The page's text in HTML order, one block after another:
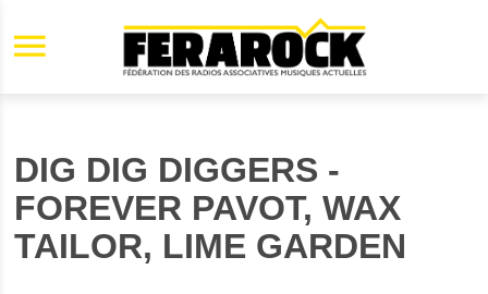
Aller au contenu principal
DIG DIG DIGGERS -
FOREVER PAVOT, WAX
TAILOR, LIME GARDEN